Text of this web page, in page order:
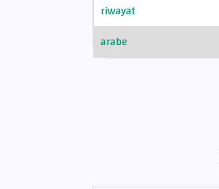
riwayat
arabe